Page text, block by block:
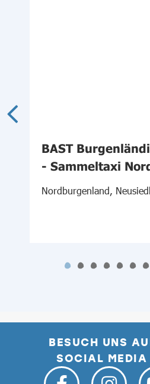
BAST
- Sammeltaxi
Nordburgenland,
BESUCH UNS
SOCIAL